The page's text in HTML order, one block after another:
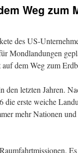
Weg zum
des US-
Mondlandungen
dem Weg zum
letzten Jahren.
die erste weiche
mehr Nationen